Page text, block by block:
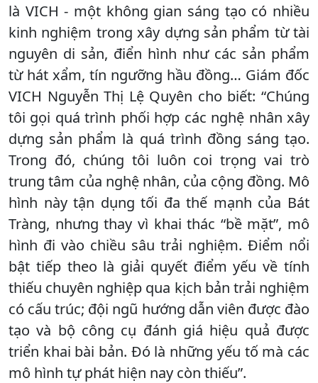
là VICH - một không gian sáng tạo có nhiều
kinh nghiệm trong xây dựng sản phẩm từ tài
nguyên di sản, điển hình như các sản phẩm
từ hát xẩm, tín ngưỡng hầu đồng… Giám đốc
VICH Nguyễn Thị Lệ Quyên cho biết: “Chúng
tôi gọi quá trình phối hợp các nghệ nhân xây
dựng sản phẩm là quá trình đồng sáng tạo.
Trong đó, chúng tôi luôn coi trọng vai trò
trung tâm của nghệ nhân, của cộng đồng. Mô
hình này tận dụng tối đa thế mạnh của Bát
Tràng, nhưng thay vì khai thác “bề mặt”, mô
hình đi vào chiều sâu trải nghiệm. Điểm nổi
bật tiếp theo là giải quyết điểm yếu về tính
thiếu chuyên nghiệp qua kịch bản trải nghiệm
có cấu trúc; đội ngũ hướng dẫn viên được đào
tạo và bộ công cụ đánh giá hiệu quả được
triển khai bài bản. Đó là những yếu tố mà các
mô hình tự phát hiện nay còn thiếu”.